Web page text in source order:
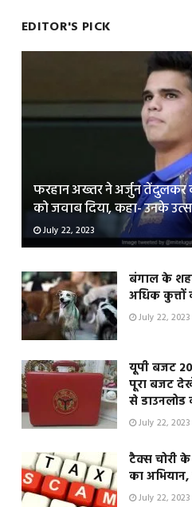
EDITOR'S PICK
फरहान अख्तर ने अर्जुन तेंदुलकर
को जवाब दिया, कहा- उनके
July 22, 2023
बंगाल के
अधिक कुत्तों
July 22, 2023
यूपी बजट
पूरा बजट
से डाउनलोड
July 22, 2023
टैक्स चोरी
का
July 22, 2023